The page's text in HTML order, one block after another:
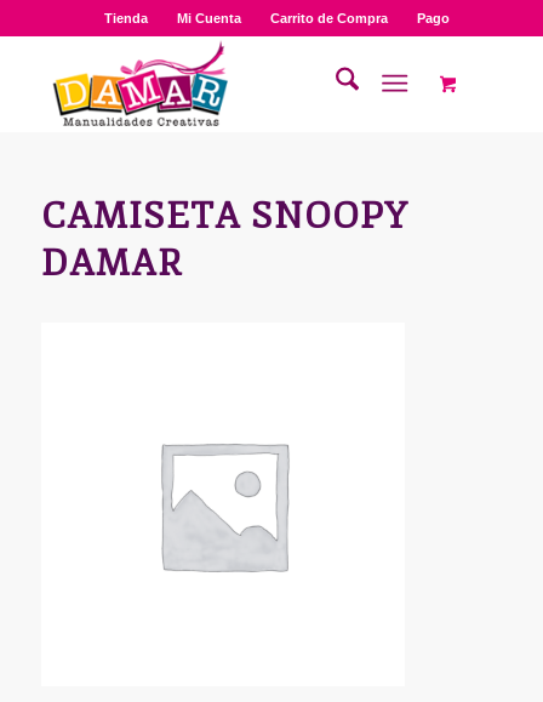
Tienda Mi Cuenta Carrito de Compra Pago
CAMISETA SNOOPY
DAMAR